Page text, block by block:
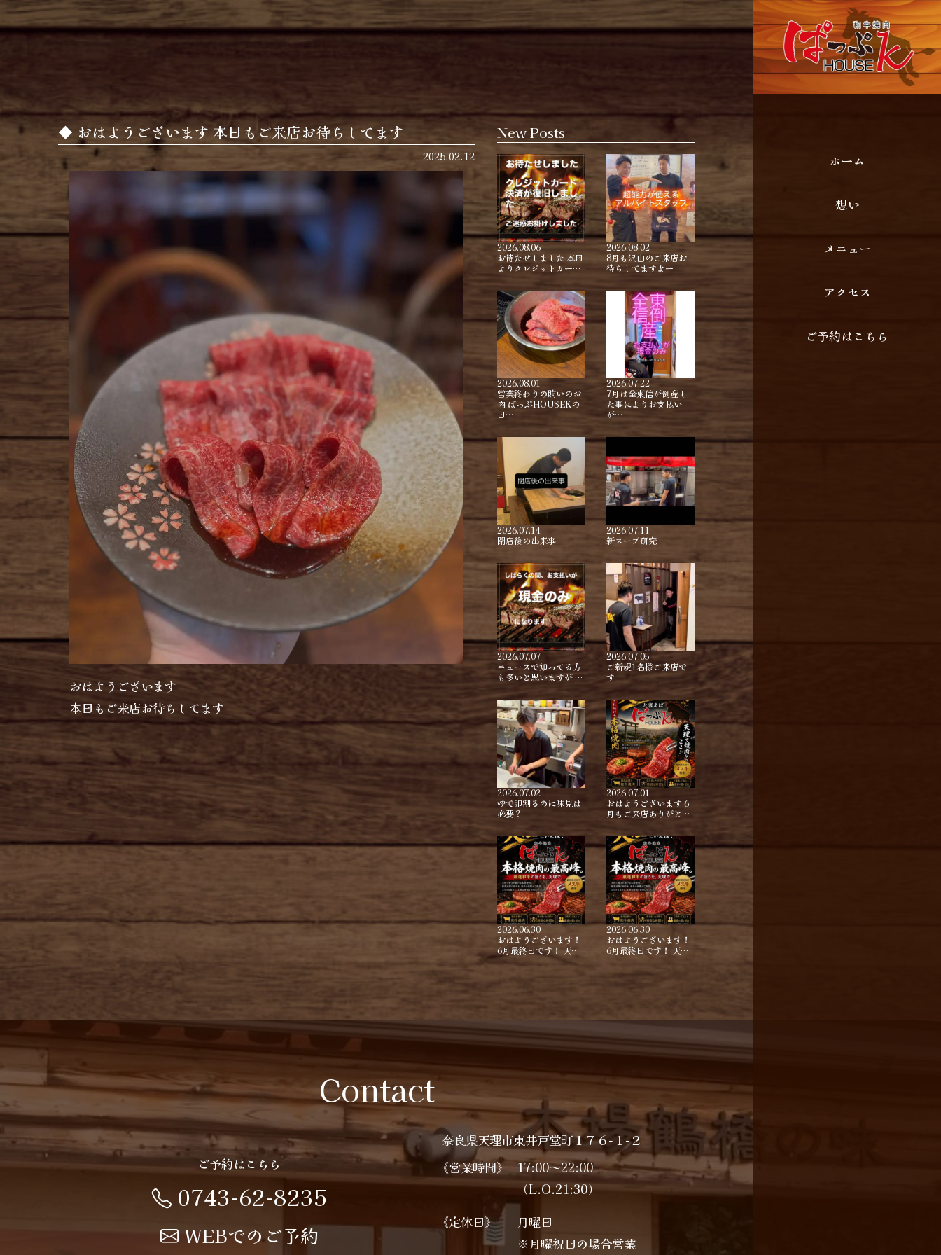
ホーム
想い
メニュー
アクセス
ご予約はこちら
おはようございます 本日もご来店お待ちしてます
2025.02.12
おはようございます
本日もご来店お待ちしてます
New Posts
2026.08.06
お待たせしました 本日
よりクレジットカー…
2026.08.02
8月も沢山のご来店お
待ちしてますよー
2026.08.01
営業終わりの賄いのお
肉 ぱっぷHOUSEKの
日…
2026.07.22
7月は全東信が倒産し
た事によりお支払い
が…
2026.07.14
閉店後の出来事
2026.07.11
新スープ研究
2026.07.07
ニュースで知ってる方
も多いと思いますが …
2026.07.05
ご新規1名様ご来店で
す
2026.07.02
ゆで卵割るのに味見は
必要？
2026.07.01
おはようございます 6
月もご来店ありがと…
2026.06.30
おはようございます！
6月最終日です！ 天…
2026.06.30
おはようございます！
6月最終日です！ 天…
Contact
ご予約はこちら
0743-62-8235
WEBでのご予約
奈良県天理市東井戸堂町１７６−１−２
《営業時間》 17:00～22:00
（L.O.21:30）
《定休日》
月曜日
※月曜祝日の場合営業